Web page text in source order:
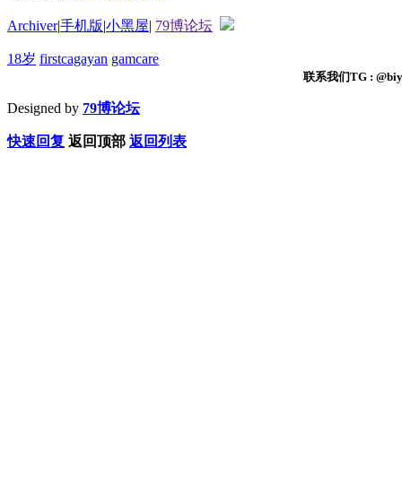
Archiver|手机版|小黑屋| 79博论坛
18岁 firstcagayan gamcare
联系我们TG :
Designed by 79博论坛
快速回复 返回顶部 返回列表